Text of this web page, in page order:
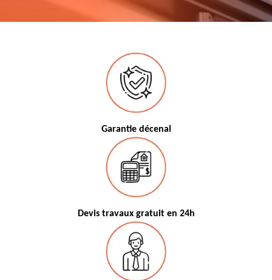
Garantie décenal
Devis travaux gratuit en 24h